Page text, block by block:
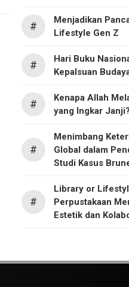
#
Menjadikan
Lifestyle Gen Z
#
Hari Buku
Kepalsuan
#
Kenapa Allah
yang Ingkar Janji?
#
Menimbang
Global dalam
Studi Kasus
#
Library or
Perpustakaan
Estetik dan